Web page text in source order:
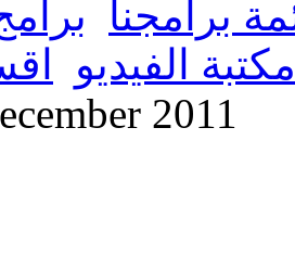
برامجنا
مكتبة الفيديو
2011